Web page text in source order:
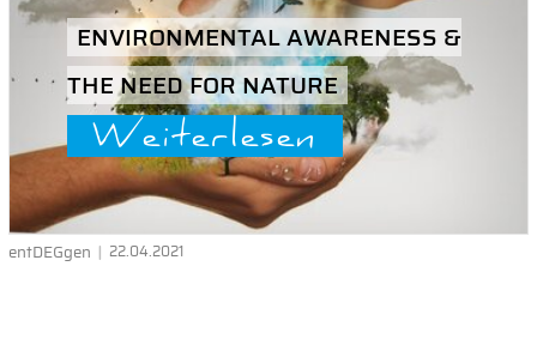
ENVIRONMENTAL AWARENESS &
THE NEED FOR NATURE
Weiterlesen
entDEGgen 22.04.2021